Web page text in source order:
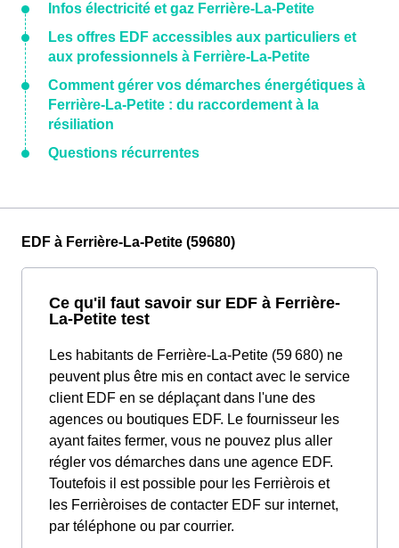
Infos électricité et gaz Ferrière-La-Petite
Les offres EDF accessibles aux particuliers et
aux professionnels à Ferrière-La-Petite
Comment gérer vos démarches énergétiques à
Ferrière-La-Petite : du raccordement à la
résiliation
Questions récurrentes
EDF à Ferrière-La-Petite (59680)
Ce qu'il faut savoir sur EDF à Ferrière-
La-Petite test
Les habitants de Ferrière-La-Petite (59 680) ne
peuvent plus être mis en contact avec le service
client EDF en se déplaçant dans l'une des
agences ou boutiques EDF. Le fournisseur les
ayant faites fermer, vous ne pouvez plus aller
régler vos démarches dans une agence EDF.
Toutefois il est possible pour les Ferrièrois et
les Ferrièroises de contacter EDF sur internet,
par téléphone ou par courrier.